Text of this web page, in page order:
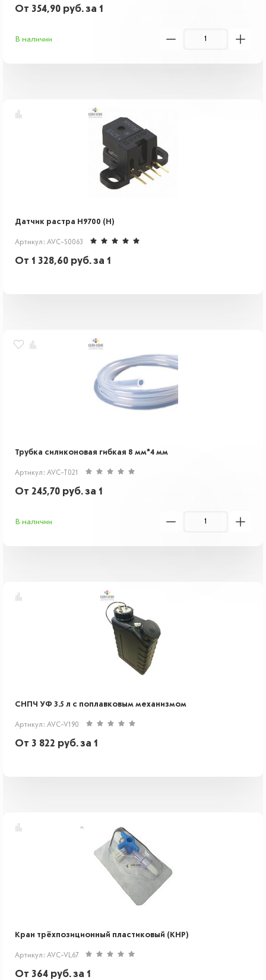
От 354,90 руб.за 1
В наличии
Датчик растра H9700 (H)
Артикул: AVC-S0063
От 1 328,60 руб.за 1
Трубка силиконовая гибкая 8 мм*4 мм
Артикул: AVC-T021
От 245,70 руб.за 1
В наличии
СНПЧ УФ 3.5 л с поплавковым механизмом
Артикул: AVC-V190
От 3 822 руб.за 1
Кран трёхпозиционный пластиковый (КНР)
Артикул: AVC-VL67
От 364 руб.за 1